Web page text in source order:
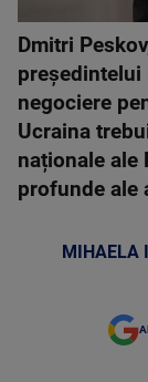
Dmitri
președintelui
negociere
Ucraina
naționale ale
profunde ale
MIHAELA